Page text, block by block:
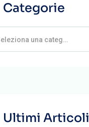
Categorie
Seleziona una categoria
Ultimi Articoli